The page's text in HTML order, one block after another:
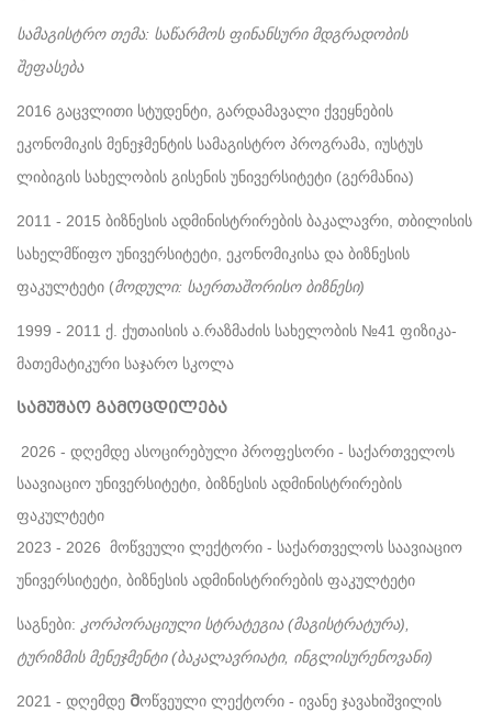
სამაგისტრო თემა: საწარმოს ფინანსური მდგრადობის
შეფასება
2016 გაცვლითი სტუდენტი, გარდამავალი ქვეყნების
ეკონომიკის მენეჯმენტის სამაგისტრო პროგრამა, იუსტუს
ლიბიგის სახელობის გისენის უნივერსიტეტი (გერმანია)
2011 - 2015 ბიზნესის ადმინისტრირების ბაკალავრი, თბილისის
სახელმწიფო უნივერსიტეტი, ეკონომიკისა და ბიზნესის
ფაკულტეტი (მოდული: საერთაშორისო ბიზნესი)
1999 - 2011 ქ. ქუთაისის ა.რაზმაძის სახელობის №41 ფიზიკა-
მათემატიკური საჯარო სკოლა
სამუშაო გამოცდილება
2026 - დღემდე ასოცირებული პროფესორი - საქართველოს
საავიაციო უნივერსიტეტი, ბიზნესის ადმინისტრირების
ფაკულტეტი
2023 - 2026 მოწვეული ლექტორი - საქართველოს საავიაციო
უნივერსიტეტი, ბიზნესის ადმინისტრირების ფაკულტეტი
საგნები: კორპორაციული სტრატეგია (მაგისტრატურა),
ტურიზმის მენეჯმენტი (ბაკალავრიატი, ინგლისურენოვანი)
2021 - დღემდე მოწვეული ლექტორი - ივანე ჯავახიშვილის